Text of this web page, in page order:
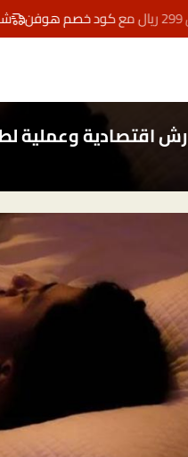
شحن
اقتصادية وعملية